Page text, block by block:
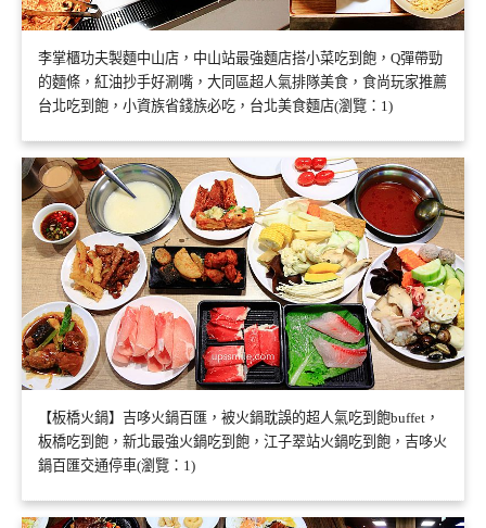
李掌櫃功夫製麵中山店，中山站最強麵店搭小菜吃到飽，Q彈帶勁
的麵條，紅油抄手好涮嘴，大同區超人氣排隊美食，食尚玩家推薦
台北吃到飽，小資族省錢族必吃，台北美食麵店(瀏覽：1)
【板橋火鍋】吉哆火鍋百匯，被火鍋耽誤的超人氣吃到飽buffet，
板橋吃到飽，新北最強火鍋吃到飽，江子翠站火鍋吃到飽，吉哆火
鍋百匯交通停車(瀏覽：1)